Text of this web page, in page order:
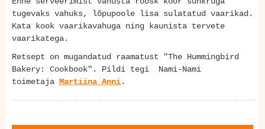
tugevaks vahuks, lõpupoole lisa sulatatud vaarikad.
Kata kook vaarikavahuga ning kaunista tervete
vaarikatega.
Retsept on mugandatud raamatust "The Hummingbird
Bakery: Cookbook". Pildi tegi Nami-Nami
toimetaja Martiina Anni.